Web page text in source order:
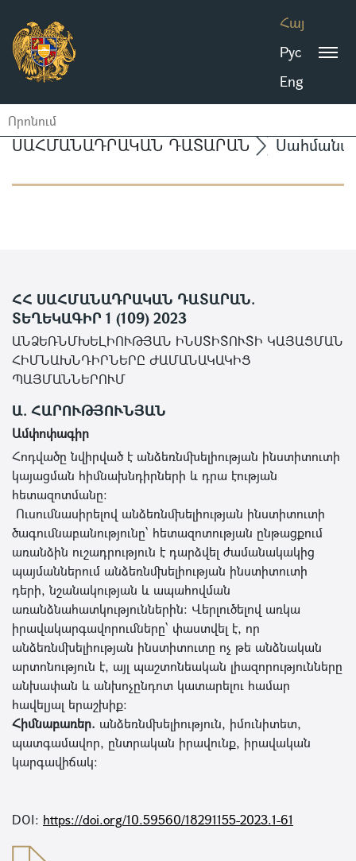
Հայ
Рус
Eng
ՍԱՀՄԱՆԱԴՐԱԿԱՆ ԴԱՏԱՐԱՆ
ՀՀ ՍԱՀՄԱՆԱԴՐԱԿԱՆ ԴԱՏԱՐԱՆ.
ՏԵՂԵԿԱԳԻՐ 1 (109) 2023
ԱՆՁԵՌՆՄԽԵԼԻՈՒԹՅԱՆ ԻՆՍՏԻՏՈՒՏԻ ԿԱՅԱՑՄԱՆ
ՀԻՄՆԱԽՆԴԻՐՆԵՐԸ ԺԱՄԱՆԱԿԱԿԻՑ
ՊԱՅՄԱՆՆԵՐՈՒՄ
Ա. ՀԱՐՈՒԹՅՈՒՆՅԱՆ
Ամփոփագիր
Հոդվածը նվիրված է անձեռնմխելիության ինստիտուտի
կայացման հիմնախնդիրների և դրա էության
հետազոտմանը։
Ուսումնասիրելով անձեռնմխելիության ինստիտուտի
ծագումնաբանությունը՝ հետազոտության ընթացքում
առանձին ուշադրություն է դարձվել ժամանակակից
պայմաններում անձեռնմխելիության ինստիտուտի
դերի, նշանակության և ապահովման
առանձնահատկություններին: Վերլուծելով առկա
իրավակարգավորումները՝ փաստվել է, որ
անձեռնմխելիության ինստիտուտը ոչ թե անձնական
արտոնություն է, այլ պաշտոնեական լիազորությունները
անխափան և անխոչընդոտ կատարելու համար
հավելյալ երաշխիք:
Հիմնաբառեր. անձեռնմխելիություն, իմունիտետ,
պատգամավոր, ընտրական իրավունք, իրավական
կարգավիճակ:
DOI: https://doi.org/10.59560/18291155-2023.1-61